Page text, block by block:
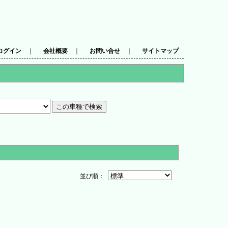
グイン 会社概要 お問い合せ サイトマップ
並び順：